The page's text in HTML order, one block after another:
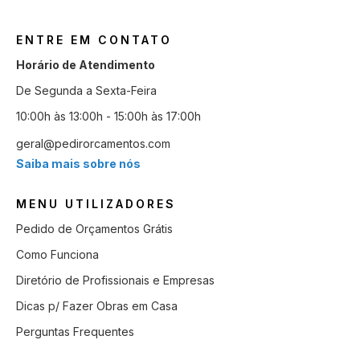
ENTRE EM CONTATO
Horário de Atendimento
De Segunda a Sexta-Feira
10:00h às 13:00h - 15:00h às 17:00h
geral@pedirorcamentos.com
Saiba mais sobre nós
MENU UTILIZADORES
Pedido de Orçamentos Grátis
Como Funciona
Diretório de Profissionais e Empresas
Dicas p/ Fazer Obras em Casa
Perguntas Frequentes